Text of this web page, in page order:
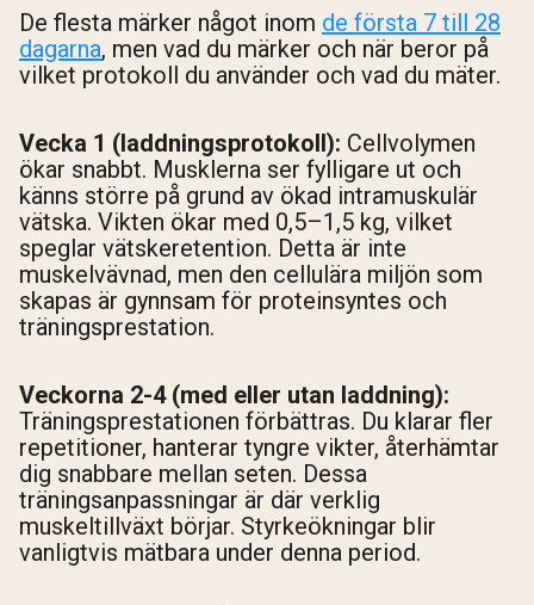
De flesta märker något inom de första 7 till 28
dagarna, men vad du märker och när beror på
vilket protokoll du använder och vad du mäter.
Vecka 1 (laddningsprotokoll): Cellvolymen
ökar snabbt. Musklerna ser fylligare ut och
känns större på grund av ökad intramuskulär
vätska. Vikten ökar med 0,5–1,5 kg, vilket
speglar vätskeretention. Detta är inte
muskelvävnad, men den cellulära miljön som
skapas är gynnsam för proteinsyntes och
träningsprestation.
Veckorna 2-4 (med eller utan laddning):
Träningsprestationen förbättras. Du klarar fler
repetitioner, hanterar tyngre vikter, återhämtar
dig snabbare mellan seten. Dessa
träningsanpassningar är där verklig
muskeltillväxt börjar. Styrkeökningar blir
vanligtvis mätbara under denna period.